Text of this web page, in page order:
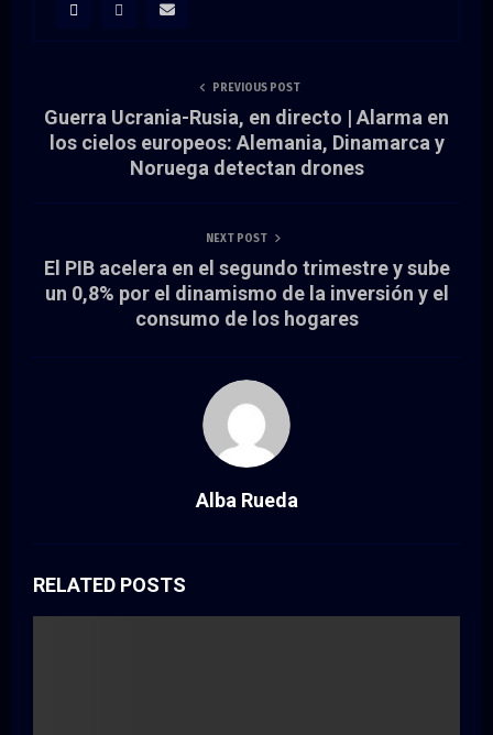
PREVIOUS POST
Guerra Ucrania-Rusia, en directo | Alarma en
los cielos europeos: Alemania, Dinamarca y
Noruega detectan drones
NEXT POST
El PIB acelera en el segundo trimestre y sube
un 0,8% por el dinamismo de la inversión y el
consumo de los hogares
Alba Rueda
RELATED POSTS